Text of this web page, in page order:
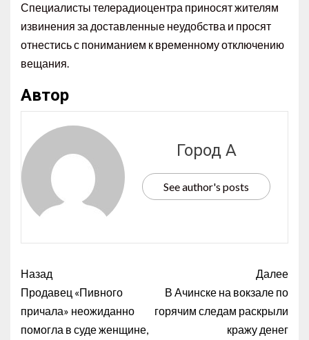
Специалисты телерадиоцентра приносят жителям
извинения за доставленные неудобства и просят
отнестись с пониманием к временному отключению
вещания.
Автор
Город А
See author's posts
Назад
Продавец «Пивного
причала» неожиданно
помогла в суде женщине,
Далее
В Ачинске на вокзале по
горячим следам раскрыли
кражу денег